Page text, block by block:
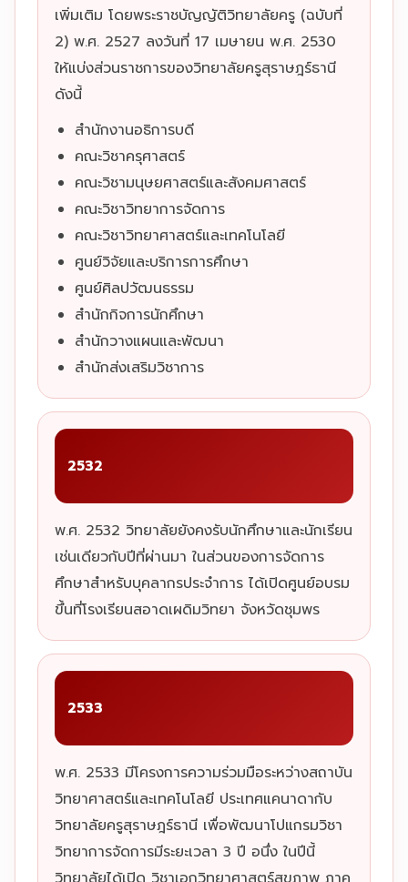
เพิ่มเติม โดยพระราชบัญญัติวิทยาลัยครู (ฉบับที่
2) พ.ศ. 2527 ลงวันที่ 17 เมษายน พ.ศ. 2530
ให้แบ่งส่วนราชการของวิทยาลัยครูสุราษฎร์ธานี
ดังนี้
สำนักงานอธิการบดี
คณะวิชาครุศาสตร์
คณะวิชามนุษยศาสตร์และสังคมศาสตร์
คณะวิชาวิทยาการจัดการ
คณะวิชาวิทยาศาสตร์และเทคโนโลยี
ศูนย์วิจัยและบริการการศึกษา
ศูนย์ศิลปวัฒนธรรม
สำนักกิจการนักศึกษา
สำนักวางแผนและพัฒนา
สำนักส่งเสริมวิชาการ
2532
พ.ศ. 2532 วิทยาลัยยังคงรับนักศึกษาและนักเรียน
เช่นเดียวกับปีที่ผ่านมา ในส่วนของการจัดการ
ศึกษาสำหรับบุคลากรประจำการ ได้เปิดศูนย์อบรม
ขึ้นที่โรงเรียนสอาดเผดิมวิทยา จังหวัดชุมพร
2533
พ.ศ. 2533 มีโครงการความร่วมมือระหว่างสถาบัน
วิทยาศาสตร์และเทคโนโลยี ประเทศแคนาดากับ
วิทยาลัยครูสุราษฎร์ธานี เพื่อพัฒนาโปแกรมวิชา
วิทยาการจัดการมีระยะเวลา 3 ปี อนึ่ง ในปีนี้